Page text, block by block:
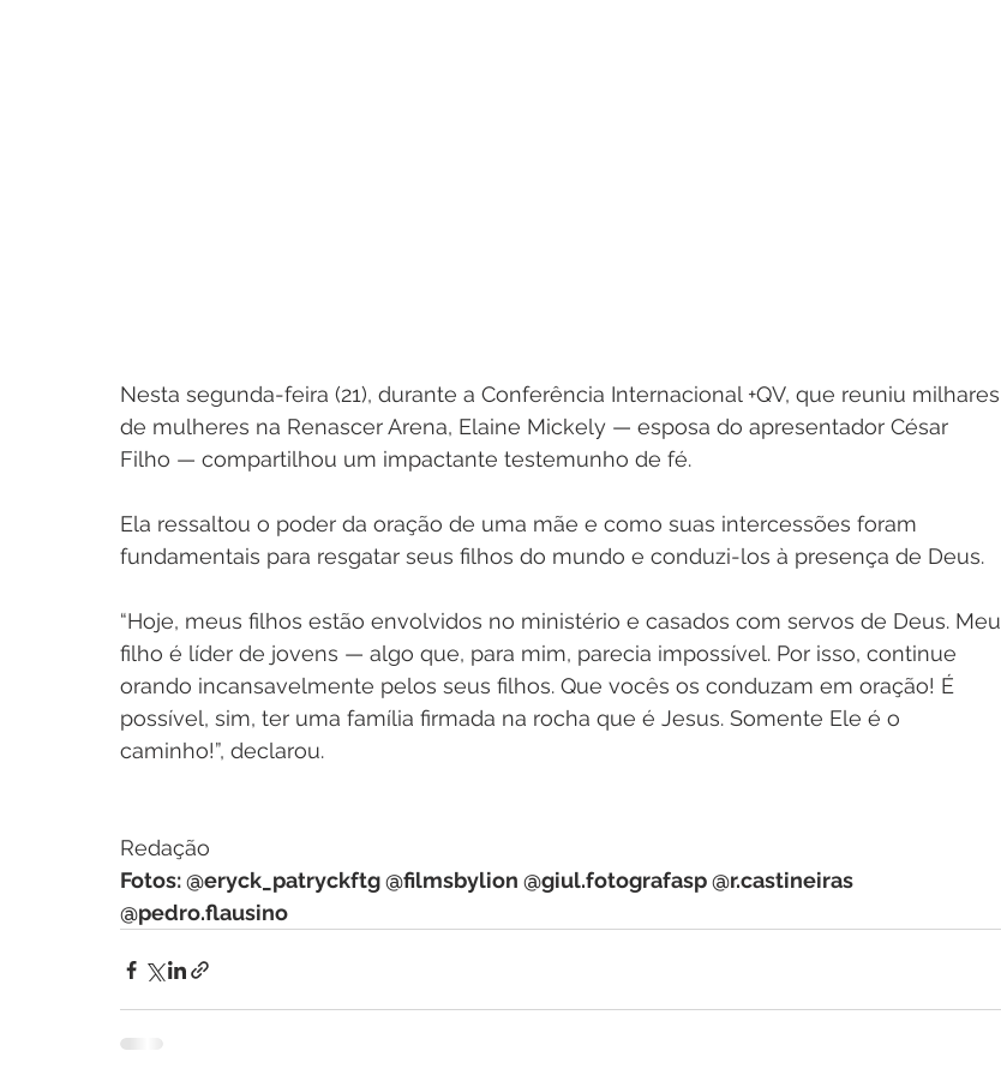
Nesta segunda-feira (21), durante a Conferência Internacional +QV, que reuniu milhares
de mulheres na Renascer Arena, Elaine Mickely — esposa do apresentador César
Filho — compartilhou um impactante testemunho de fé.
Ela ressaltou o poder da oração de uma mãe e como suas intercessões foram
fundamentais para resgatar seus filhos do mundo e conduzi-los à presença de Deus.
“Hoje, meus filhos estão envolvidos no ministério e casados com servos de Deus. Meu
filho é líder de jovens — algo que, para mim, parecia impossível. Por isso, continue
orando incansavelmente pelos seus filhos. Que vocês os conduzam em oração! É
possível, sim, ter uma família firmada na rocha que é Jesus. Somente Ele é o
caminho!”, declarou.
Redação
Fotos: @eryck_patryckftg @filmsbylion @giul.fotografasp @r.castineiras
@pedro.flausino